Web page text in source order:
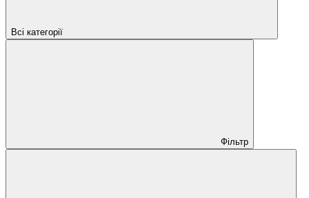
Всі категорії
Фільтр